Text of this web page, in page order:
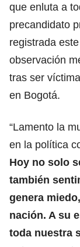
que enluta a
precandidato
registrada
observación
tras ser
en Bogotá.
“Lamento la
en la política
Hoy no solo
también
genera
nación. A su
toda nuestra